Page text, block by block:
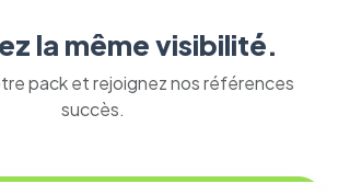
la même visibilité.
pack et rejoignez nos références
succès.